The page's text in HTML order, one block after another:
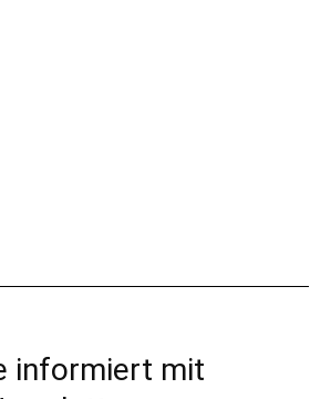
informiert mit